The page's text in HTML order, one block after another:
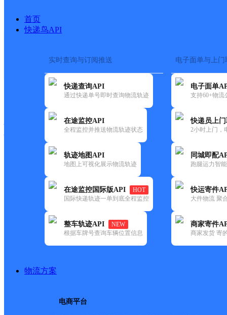
首页
快递鸟API
实时查询与订阅推送
快递查询API
通过快递单号即时查询物流轨迹
在途监控API
全程监控并推送物流轨迹状态
轨迹地图API
地图上可视化展示物流轨迹
在途监控国际版API
HOT
国际快递轨迹一单到底全程监控
整车轨迹API
NEW
根据车牌号查询车辆位置信息
电子面单与上门
电子面单
支持60+物流
快递员上
2小时上门，
同城即配
跑腿运力智
快运寄件
大件物流 聚
商家寄件
商家发货 寄
物流方案
电商平台
快运大全 快递时效
中通
保定雄县
更新时间：2022-07-14 00:00:00
所属快递：中通快递
所属区域：河北省-保定市-雄县
网点地址：西侯留村夏氏包装西走300米靓车坊斜对面
网点负责人：